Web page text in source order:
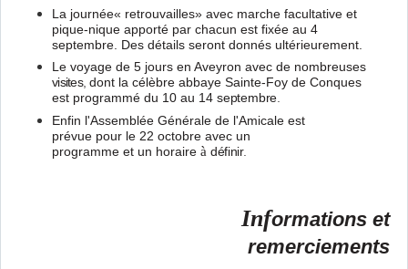
La journée« retrouvailles» avec marche facultative et
pique-nique apporté par chacun est fixée au 4
septembre. Des détails seront donnés ultérieurement.
Le voyage de 5 jours en Aveyron avec de nombreuses
visites, dont la célèbre abbayeSainte-Foy de Conques
est programmé du 10 au 14 septembre.
Enfin l'Assemblée Générale de l'Amicale est
prévue pour le 22 octobre avec un
programme et un horaire à définir.
Informations et
remerciements